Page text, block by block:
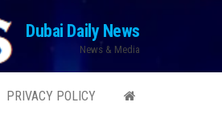
content
Dubai Daily News
News & Media
PRIVACY POLICY